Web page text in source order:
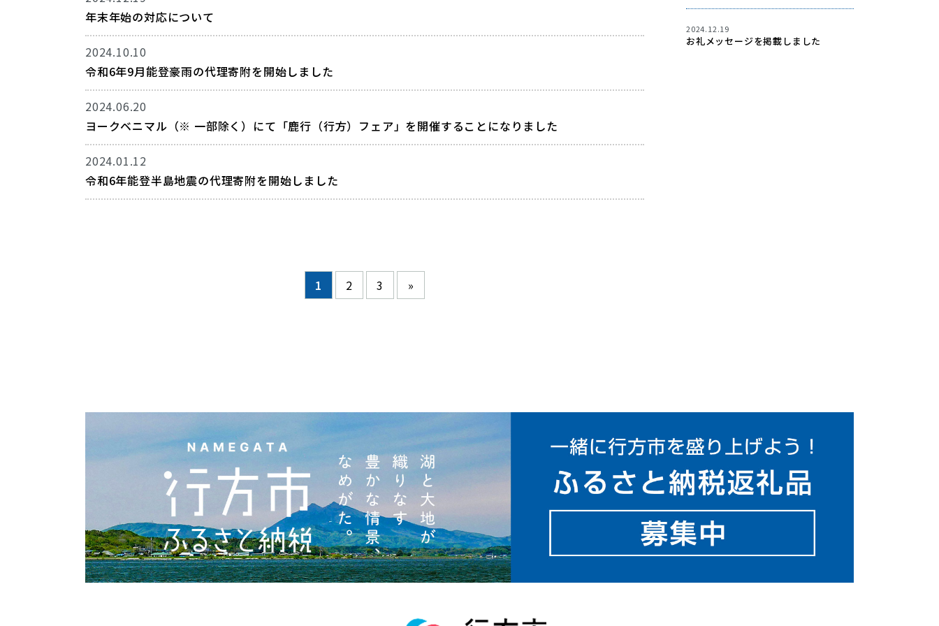
年末年始の対応について
2024.10.10
令和6年9月能登豪雨の代理寄附を開始しました
2024.06.20
ヨークベニマル（※ 一部除く）にて「鹿行（行方）フェア」を開催することになりました
2024.01.12
令和6年能登半島地震の代理寄附を開始しました
1 2 3 »
2024.12.19
お礼メッセージを掲載しました